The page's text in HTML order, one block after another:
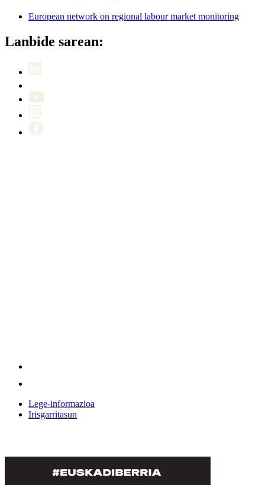
European network on regional labour market monitoring
Lanbide sarean:
Lege-informazioa
Irisgarritasun